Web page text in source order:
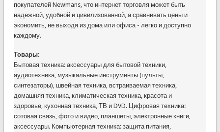
покупателей Newmans, что интернет торговля может быть
надежной, удобной и цивилизованной, а сравнивать цены и
экономить, не выходя из дома или офиса - легко и доступно
каждому.
Товары:
Бытовая техника: аксессуары для бытовой техники,
аудиотехника, музыкальные инструменты (пульты,
синтезаторы), швейная техника, встраиваемая техника,
домашняя техника, климатическая техника, красота и
здоровье, кухонная техника, ТВ и DVD. Цифровая техника:
сотовая связь, фото и видео, планшеты, электронные книги,
аксессуары. Компьютерная техника: защита питания,